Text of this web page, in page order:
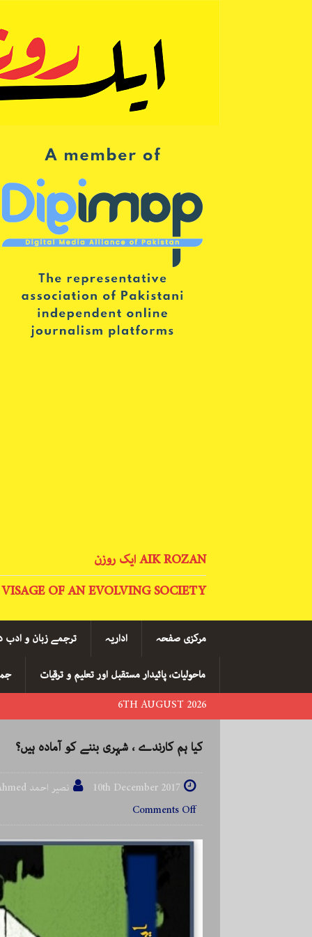
AIK ROZAN ایک روزن
OF AN EVOLVING SOCIETY
مرکزی صفحہ اداریہ ترجمے زبان و ادب
ماحولیات، پائیدار مستقبل اور تعلیم و ترقیات
6TH AUGUST 2026
کیا ہم کارندے ، شہری بننے کو آمادہ ہیں؟
10th December 2017 نصیر احمد Naseer Ahmed
Comments Off